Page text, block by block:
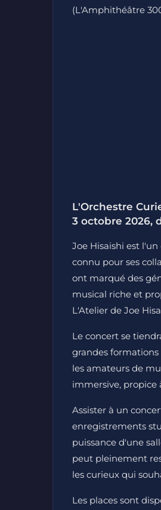
(L'Amphithéâtre
L'Orchestre
3 octobre 2026,
Joe Hisaishi est
connu pour ses
ont marqué des
musical riche et
L'Atelier de Joe
Le concert se
grandes formations
les amateurs de
immersive, propice
Assister à un
enregistrements
puissance d'une
peut pleinement
les curieux qui
Les places sont